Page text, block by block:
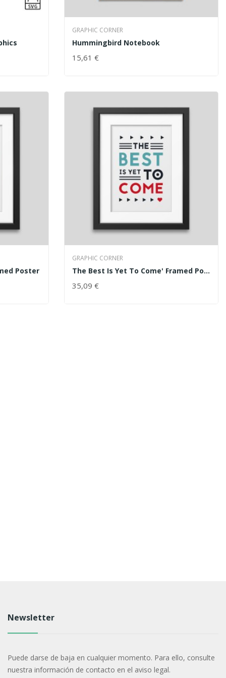
GRAPHIC CORNER
Hummingbird Notebook
15,61 €
Poster
GRAPHIC CORNER
The Best Is Yet To Come' Framed Poster
35,09 €
Newsletter
Puede darse de baja en cualquier momento. Para ello, consulte
nuestra información de contacto en el aviso legal.